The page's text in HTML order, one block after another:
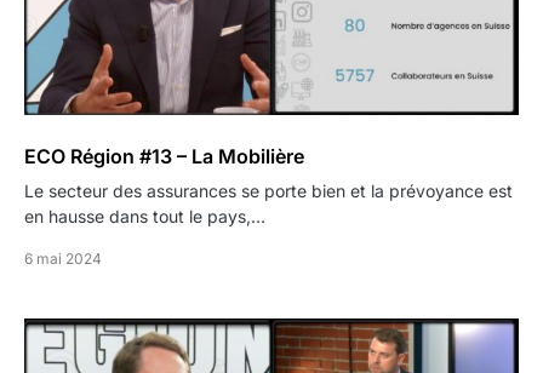
ECO Région #13 – La Mobilière
Le secteur des assurances se porte bien et la prévoyance est
en hausse dans tout le pays,…
6 mai 2024